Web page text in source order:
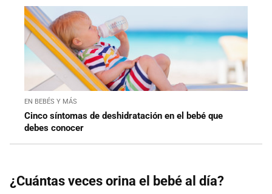
EN BEBÉS Y MÁS
Cinco síntomas de deshidratación en el bebé que
debes conocer
¿Cuántas veces orina el bebé al día?